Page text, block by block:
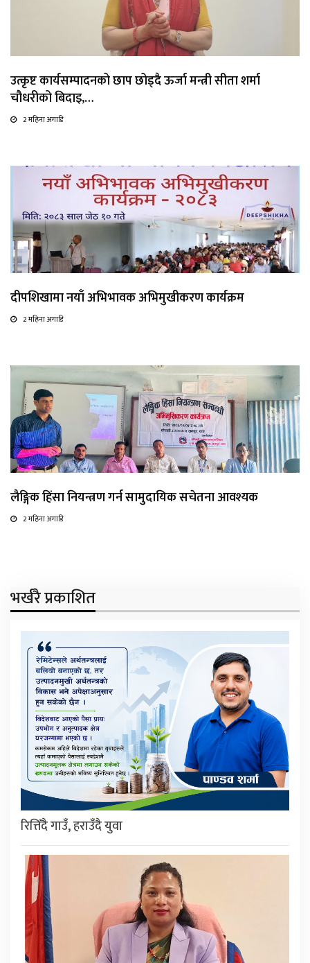
उत्कृष्ट कार्यसम्पादनको छाप छोड्दै ऊर्जा मन्त्री सीता शर्मा
चौधरीको बिदाइ,…
2 महिना अगाडि
दीपशिखामा नयाँ अभिभावक अभिमुखीकरण कार्यक्रम
2 महिना अगाडि
लैङ्गिक हिंसा नियन्त्रण गर्न सामुदायिक सचेतना आवश्यक
2 महिना अगाडि
भर्खरै प्रकाशित
रित्तिँदै गाउँ, हराउँदै युवा